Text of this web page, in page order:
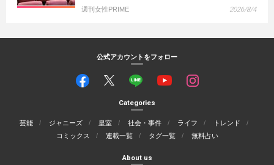
週刊女性PRIME 2026/8/4
公式アカウントをフォロー
Categories
芸能 ジャニーズ 皇室 社会・事件 ライフ
トレンド
コミックス
連載一覧 タグ一覧 無料占い
About us